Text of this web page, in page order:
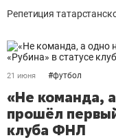
Репетиция
21 июня #футбол
«Не команда,
прошёл
клуба ФНЛ